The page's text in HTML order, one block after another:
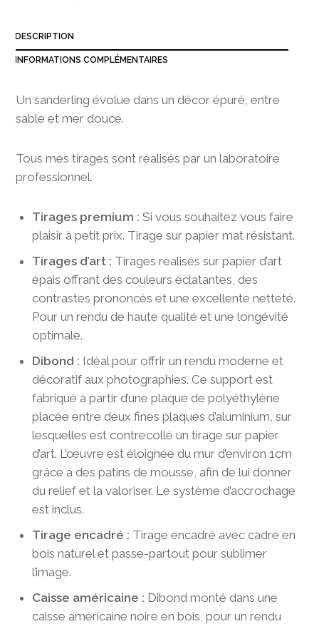
,
DESCRIPTION
INFORMATIONS COMPLÉMENTAIRES
Un sanderling évolue dans un décor épuré, entre
sable et mer douce.
Tous mes tirages sont réalisés par un laboratoire
professionnel.
Tirages premium : Si vous souhaitez vous faire
plaisir à petit prix. Tirage sur papier mat résistant.
Tirages d’art : Tirages réalisés sur papier d’art
épais offrant des couleurs éclatantes, des
contrastes prononcés et une excellente netteté.
Pour un rendu de haute qualité et une longévité
optimale.
Dibond : Idéal pour offrir un rendu moderne et
décoratif aux photographies. Ce support est
fabriqué à partir d’une plaque de polyéthylène
placée entre deux fines plaques d’aluminium, sur
lesquelles est contrecollé un tirage sur papier
d’art. L’œuvre est éloignée du mur d’environ 1cm
grâce à des patins de mousse, afin de lui donner
du relief et la valoriser. Le système d’accrochage
est inclus.
Tirage encadré : Tirage encadré avec cadre en
bois naturel et passe-partout pour sublimer
l’image.
Caisse américaine : Dibond monté dans une
caisse américaine noire en bois, pour un rendu